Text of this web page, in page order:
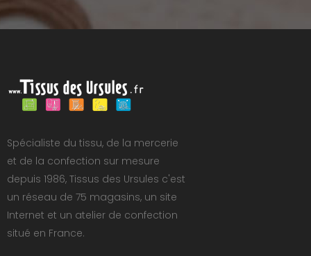
Spécialiste du tissu, de la mercerie
et de la confection sur mesure
depuis 1986, Tissus des Ursules c'est
un réseau de 75 magasins, un site
Internet et un atelier de confection
situé en France.